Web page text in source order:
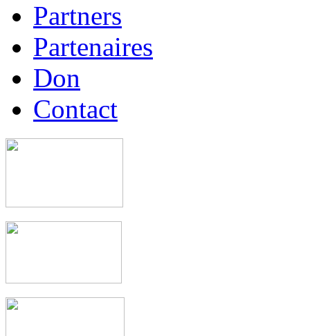
Partners
Partenaires
Don
Contact